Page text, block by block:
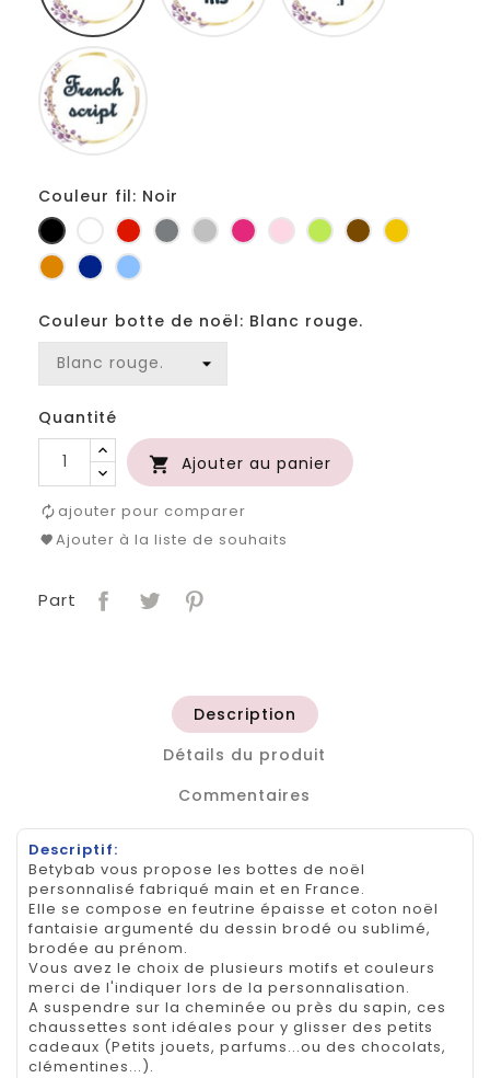
Couleur fil: Noir
Noir BlancRougeGris
foncé
Gris
clair
Fuchsia
RoseAnis MarronJaune
OrangeMarineBleu
Couleur botte de noël: Blanc rouge.
Quantité
 Ajouter au panier
ajouter pour comparer
Ajouter à la liste de souhaits
Part
Description
Détails du produit
Commentaires
Descriptif:
Betybab vous propose les bottes de noël
personnalisé fabriqué main et en France.
Elle se compose en feutrine épaisse et coton noël
fantaisie argumenté du dessin brodé ou sublimé,
brodée au prénom.
Vous avez le choix de plusieurs motifs et couleurs
merci de l'indiquer lors de la personnalisation.
A suspendre sur la cheminée ou près du sapin, ces
chaussettes sont idéales pour y glisser des petits
cadeaux (Petits jouets, parfums...ou des chocolats,
clémentines...).